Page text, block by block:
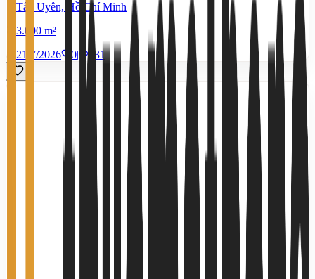
Tân Uyên, Hồ Chí Minh
3.000 m²
21/7/2026
0| 531